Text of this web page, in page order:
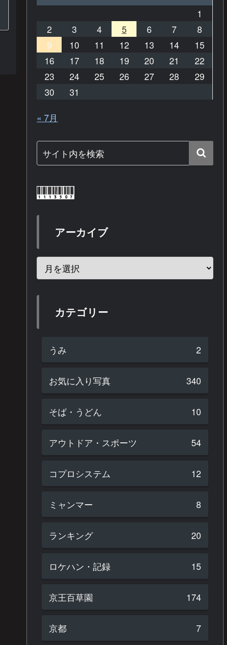
1
2
3 4 5 6 7
8
9
10 11 12 13 14
15
16
17 18 19 20 21
22
23
24 25 26 27 28
29
30
31
« 7月
アーカイブ
カテゴリー
うみ 2
お気に入り写真 340
そば・うどん 10
アウトドア・スポーツ 54
コプロシステム 12
ミャンマー 8
ランキング 20
ロケハン・記録 15
京王百草園 174
京都 7